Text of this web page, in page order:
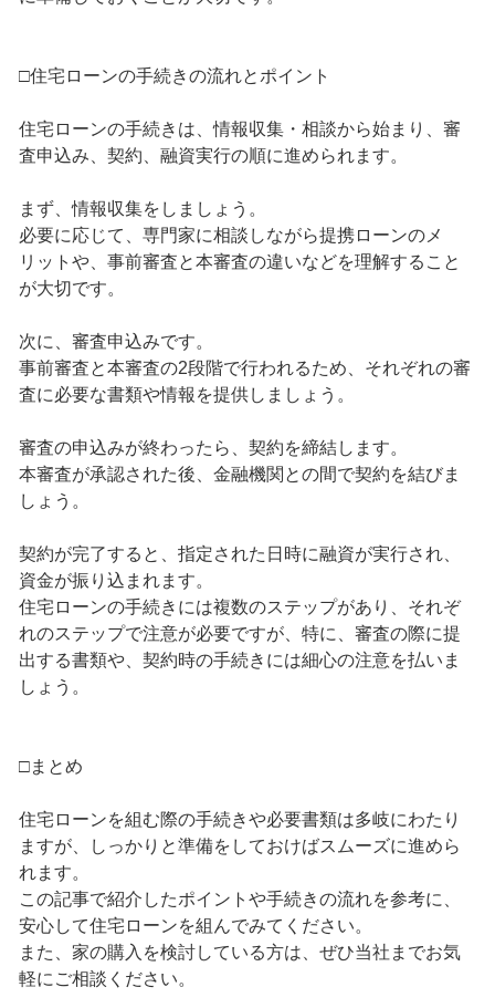
□住宅ローンの手続きの流れとポイント
住宅ローンの手続きは、情報収集・相談から始まり、審
査申込み、契約、融資実行の順に進められます。
まず、情報収集をしましょう。
必要に応じて、専門家に相談しながら提携ローンのメ
リットや、事前審査と本審査の違いなどを理解すること
が大切です。
次に、審査申込みです。
事前審査と本審査の2段階で行われるため、それぞれの審
査に必要な書類や情報を提供しましょう。
審査の申込みが終わったら、契約を締結します。
本審査が承認された後、金融機関との間で契約を結びま
しょう。
契約が完了すると、指定された日時に融資が実行され、
資金が振り込まれます。
住宅ローンの手続きには複数のステップがあり、それぞ
れのステップで注意が必要ですが、特に、審査の際に提
出する書類や、契約時の手続きには細心の注意を払いま
しょう。
□まとめ
住宅ローンを組む際の手続きや必要書類は多岐にわたり
ますが、しっかりと準備をしておけばスムーズに進めら
れます。
この記事で紹介したポイントや手続きの流れを参考に、
安心して住宅ローンを組んでみてください。
また、家の購入を検討している方は、ぜひ当社までお気
軽にご相談ください。